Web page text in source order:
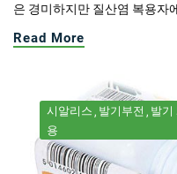
은 경미하지만 질산염 복용자
Read More
시알리스 발기부전 발기
용